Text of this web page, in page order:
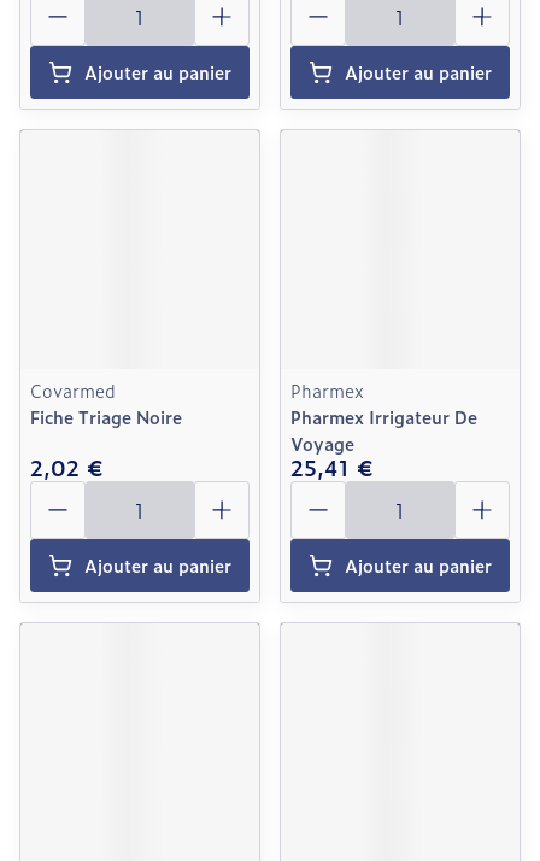
Ajouter au panier Ajouter au panier
Covarmed
Fiche Triage Noire
2,02 €
Quantité
Ajouter au panier
Pharmex
Pharmex Irrigateur De
Voyage
25,41 €
Quantité
Ajouter au panier